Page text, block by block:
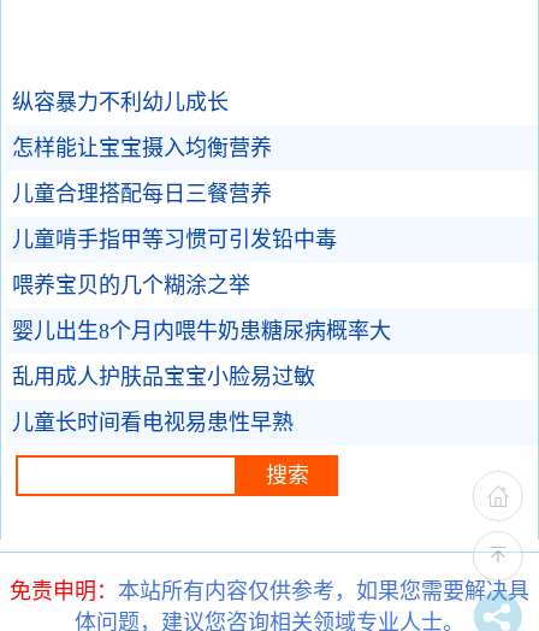
纵容暴力不利幼儿成长
怎样能让宝宝摄入均衡营养
儿童合理搭配每日三餐营养
儿童啃手指甲等习惯可引发铅中毒
喂养宝贝的几个糊涂之举
婴儿出生8个月内喂牛奶患糖尿病概率大
乱用成人护肤品宝宝小脸易过敏
儿童长时间看电视易患性早熟
免责申明： 本站所有内容仅供参考，如果您需要解决具
体问题，建议您咨询相关领域专业人士。